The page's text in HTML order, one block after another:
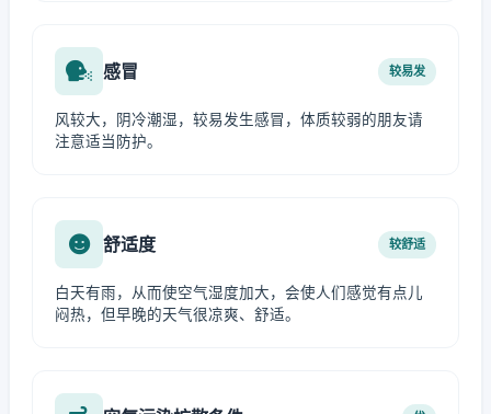
感冒 较易发
风较大，阴冷潮湿，较易发生感冒，体质较弱的朋友请
注意适当防护。
舒适度 较舒适
白天有雨，从而使空气湿度加大，会使人们感觉有点儿
闷热，但早晚的天气很凉爽、舒适。